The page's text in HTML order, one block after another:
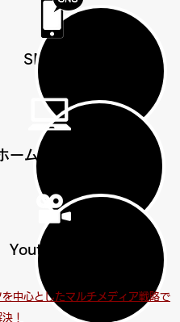
SNS運用
ームページ制作
Youtube制作
中心としたマルチメディア戦略で
！